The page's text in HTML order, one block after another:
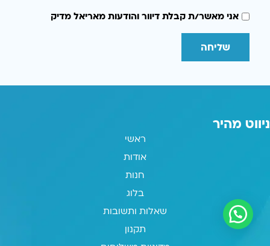
אני מאשר/ת קבלת דיוור והודעות מאריאל מדיק
שליחה
ניווט מהיר
ראשי
אודות
חנות
בלוג
שאלות ותשובות
תקנון